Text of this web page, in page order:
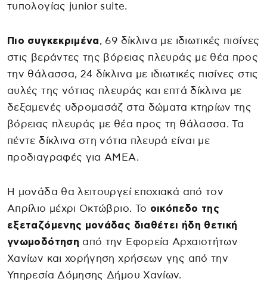
τυπολογίας junior suite.
Πιο συγκεκριμένα, 69 δίκλινα με ιδιωτικές πισίνες
στις βεράντες της βόρειας πλευράς με θέα προς
την θάλασσα, 24 δίκλινα με ιδιωτικές πισίνες στις
αυλές της νότιας πλευράς και επτά δίκλινα με
δεξαμενές υδρομασάζ στα δώματα κτηρίων της
βόρειας πλευράς με θέα προς τη θάλασσα. Τα
πέντε δίκλινα στη νότια πλευρά είναι με
προδιαγραφές για ΑΜΕΑ.
Η μονάδα θα λειτουργεί εποχιακά από τον
Απρίλιο μέχρι Οκτώβριο. Το οικόπεδο της
εξεταζόμενης μονάδας διαθέτει ήδη θετική
γνωμοδότηση από την Εφορεία Αρχαιοτήτων
Χανίων και χορήγηση χρήσεων γης από την
Υπηρεσία Δόμησης Δήμου Χανίων.